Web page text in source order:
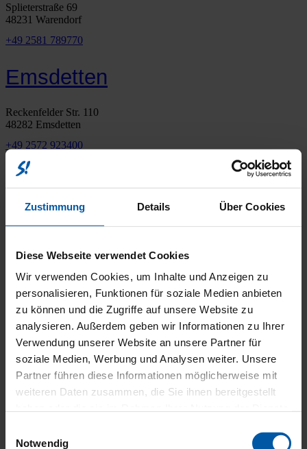
Zustimmung Details Über Cookies
Diese Webseite verwendet Cookies
Wir verwenden Cookies, um Inhalte und Anzeigen zu
personalisieren, Funktionen für soziale Medien anbieten
zu können und die Zugriffe auf unsere Website zu
analysieren. Außerdem geben wir Informationen zu Ihrer
Verwendung unserer Website an unsere Partner für
soziale Medien, Werbung und Analysen weiter. Unsere
Partner führen diese Informationen möglicherweise mit
weiteren Daten zusammen, die Sie ihnen bereitgestellt
Notwendig
Splieterstraße 69
48231 Warendorf
+49 2581 789770
Emsdetten
Reckenfelder Str. 110
48282 Emsdetten
+49 2572 923400
Münster Nord
48153 Münster
+49 251 208219220
Münster Süd
Siemensstraße 41-49
48153 Münster
+49 251 9197770
Rheine
48499 Salzbergen